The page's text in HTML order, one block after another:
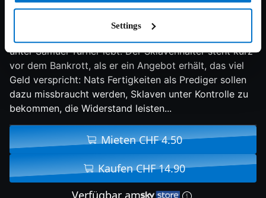
Settings
6.6/10 2016 110 min Drama
unter Samuel Turner lebt. Der Sklavenhalter steht kurz
vor dem Bankrott, als er ein Angebot erhält, das viel
Geld verspricht: Nats Fertigkeiten als Prediger sollen
dazu missbraucht werden, Sklaven unter Kontrolle zu
bekommen, die Widerstand leisten...
Mieten CHF 4.50
Kaufen CHF 14.90
Verfügbar am